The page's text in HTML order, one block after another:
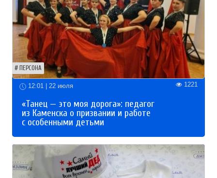
ПЕРСОНА
12:01 | 22 июля 1221
«Танец — это моя дорога»: педагог
из Каменска о призвании и работе
с особенными детьми